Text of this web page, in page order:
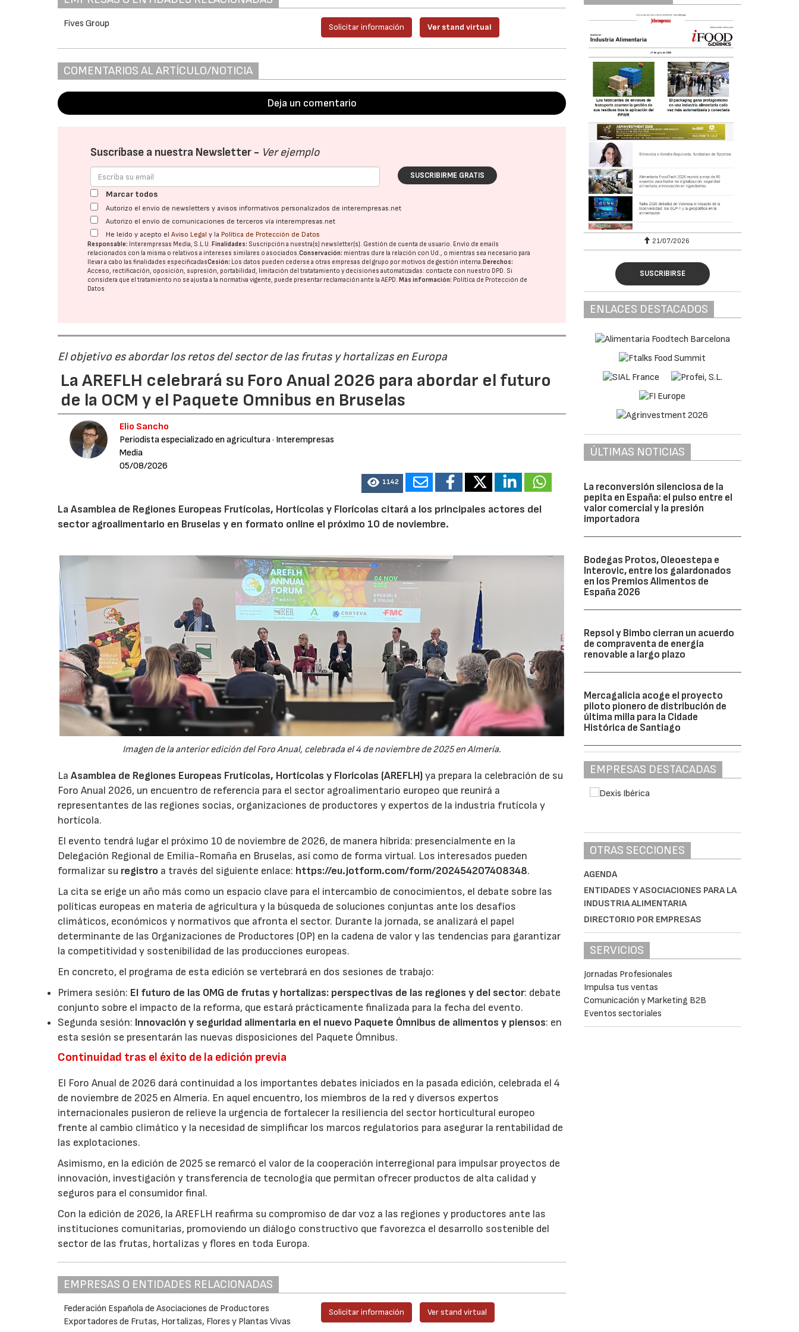
Fives Group Solicitar información Ver stand virtual
COMENTARIOS AL ARTÍCULO/NOTICIA
Deja un comentario
Suscríbase a nuestra Newsletter - Ver ejemplo
SUSCRIBIRME GRATIS
Marcar todos
Autorizo el envío de newsletters y avisos informativos personalizados de interempresas.net
Autorizo el envío de comunicaciones de terceros vía interempresas.net
He leído y acepto elAviso Legal y la Política de Protección de Datos
Responsable: Interempresas Media, S.L.U. Finalidades: Suscripción a nuestra(s) newsletter(s). Gestión de cuenta de usuario. Envío de emails
relacionados con la misma o relativos a intereses similares o asociados.Conservación: mientras dure la relación con Ud., o mientras sea necesario para
llevar a cabo las finalidades especificadasCesión: Los datos pueden cederse a otras empresas del grupo por motivos de gestión interna. Derechos:
Acceso, rectificación, oposición, supresión, portabilidad, limitación del tratatamiento y decisiones automatizadas: contacte con nuestro DPD. Si
considera que el tratamiento no se ajusta a la normativa vigente, puede presentar reclamación ante laAEPD. Más información: Política de Protección de
Datos
El objetivo es abordar los retos del sector de las frutas y hortalizas en Europa
La AREFLH celebrará su Foro Anual 2026 para abordar el futuro
de la OCM y el Paquete Omnibus en Bruselas
Elio Sancho
Periodista especializado en agricultura· Interempresas
Media
05/08/2026
1142
La Asamblea de Regiones Europeas Frutícolas, Hortícolas y Florícolas citará a los principales actores del
sector agroalimentario en Bruselas y en formato online el próximo 10 de noviembre.
Imagen de la anterior edición del Foro Anual, celebrada el 4 de noviembre de 2025 en Almería.
LaAsamblea de Regiones Europeas Frutícolas, Hortícolas y Florícolas (AREFLH)ya prepara la celebración de su
Foro Anual 2026, un encuentro de referencia para el sector agroalimentario europeo que reunirá a
representantes de las regiones socias, organizaciones de productores y expertos de la industria frutícola y
hortícola.
El evento tendrá lugar el próximo 10 de noviembre de 2026, de manera híbrida: presencialmente en la
Delegación Regional de Emilia-Romaña en Bruselas, así como de forma virtual. Los interesados pueden
formalizar su registro a través del siguiente enlace: https://eu.jotform.com/form/202454207408348.
La cita se erige un año más como un espacio clave para el intercambio de conocimientos, el debate sobre las
políticas europeas en materia de agricultura y la búsqueda de soluciones conjuntas ante los desafíos
climáticos, económicos y normativos que afronta el sector. Durante la jornada, se analizará el papel
determinante de las Organizaciones de Productores (OP) en la cadena de valor y las tendencias para garantizar
la competitividad y sostenibilidad de las producciones europeas.
En concreto, el programa de esta edición se vertebrará en dos sesiones de trabajo:
Primera sesión: El futuro de las OMG de frutas y hortalizas: perspectivas de las regiones y del sector: debate
conjunto sobre el impacto de la reforma, que estará prácticamente finalizada para la fecha del evento.
Segunda sesión: Innovación y seguridad alimentaria en el nuevo Paquete Ómnibus de alimentos y piensos: en
esta sesión se presentarán las nuevas disposiciones del Paquete Ómnibus.
Continuidad tras el éxito de la edición previa
El Foro Anual de 2026 dará continuidad a los importantes debates iniciados en la pasada edición, celebrada el 4
de noviembre de 2025 en Almería. En aquel encuentro, los miembros de la red y diversos expertos
internacionales pusieron de relieve la urgencia de fortalecer la resiliencia del sector horticultural europeo
frente al cambio climático y la necesidad de simplificar los marcos regulatorios para asegurar la rentabilidad de
las explotaciones.
Asimismo, en la edición de 2025 se remarcó el valor de la cooperación interregional para impulsar proyectos de
innovación, investigación y transferencia de tecnología que permitan ofrecer productos de alta calidad y
seguros para el consumidor final.
Con la edición de 2026, la AREFLH reafirma su compromiso de dar voz a las regiones y productores ante las
instituciones comunitarias, promoviendo un diálogo constructivo que favorezca el desarrollo sostenible del
sector de las frutas, hortalizas y flores en toda Europa.
EMPRESAS O ENTIDADES RELACIONADAS
Federación Española de Asociaciones de Productores
Exportadores de Frutas, Hortalizas, Flores y Plantas Vivas
Solicitar información Ver stand virtual
21/07/2026 28/07/2026 21/07/2026
SUSCRIBIRSE
ENLACES DESTACADOS
ÚLTIMAS NOTICIAS
La reconversión silenciosa de la
pepita en España: el pulso entre el
valor comercial y la presión
importadora
Bodegas Protos, Oleoestepa e
Interovic, entre los galardonados
en los Premios Alimentos de
España 2026
Repsol y Bimbo cierran un acuerdo
de compraventa de energía
renovable a largo plazo
Mercagalicia acoge el proyecto
piloto pionero de distribución de
última milla para la Cidade
Histórica de Santiago
EMPRESAS DESTACADAS
OTRAS SECCIONES
AGENDA
ENTIDADES Y ASOCIACIONES PARA LA
INDUSTRIA ALIMENTARIA
DIRECTORIO POR EMPRESAS
SERVICIOS
Jornadas Profesionales
Impulsa tus ventas
Comunicación y Marketing B2B
Eventos sectoriales